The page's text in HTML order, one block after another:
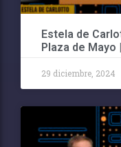
Estela de
Plaza de
29 diciembre, 2024